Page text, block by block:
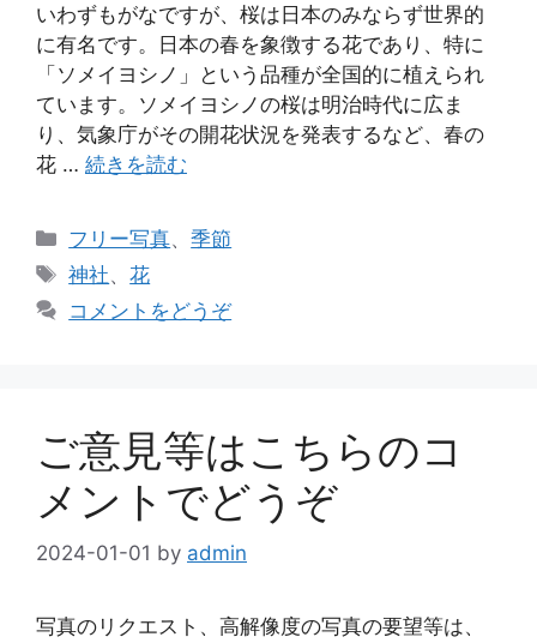
いわずもがなですが、桜は日本のみならず世界的
に有名です。日本の春を象徴する花であり、特に
「ソメイヨシノ」という品種が全国的に植えられ
ています。ソメイヨシノの桜は明治時代に広ま
り、気象庁がその開花状況を発表するなど、春の
花 … 続きを読む
カ
テ
ゴ
リ
フリー写真、季節
タ
神社、花
コメントをどうぞ
ご意見等はこちらのコ
メントでどうぞ
2024-01-01 by admin
写真のリクエスト、高解像度の写真の要望等は、